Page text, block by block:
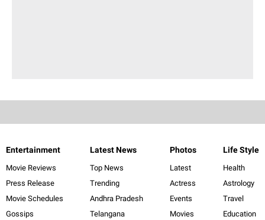
Entertainment
Movie Reviews
Press Release
Movie Schedules
Gossips
Latest News
Top News
Trending
Andhra Pradesh
Telangana
Photos
Latest
Actress
Events
Movies
Life Style
Health
Astrology
Travel
Education